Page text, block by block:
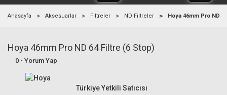
Canon R6 Mark IIIBundle Setler
Anasayfa Aksesuarlar Filtreler ND Filtreler Hoya 46mm Pro ND
Hoya 46mm Pro ND 64 Filtre (6 Stop)
0 - Yorum Yap
Türkiye Yetkili Satıcısı